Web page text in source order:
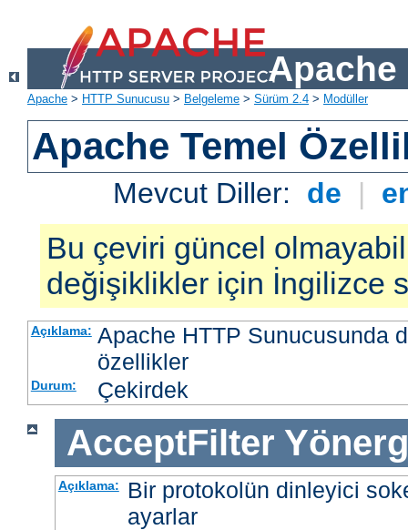
Apache
Apache > HTTP Sunucusu > Belgeleme > Sürüm 2.4 > Modüller
Apache Temel
Mevcut Diller: de |
Bu çeviri güncel
değişiklikler için İngilizce
Açıklama: Apache HTTP Sunucusunda
özellikler
Durum: Çekirdek
AcceptFilter
Açıklama:
Bir protokolün dinleyici
ayarlar